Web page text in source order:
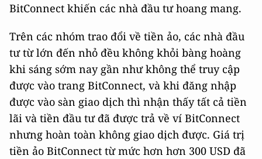
BitConnect khiến các nhà đầu tư hoang mang.
Trên các nhóm trao đổi về tiền ảo, các nhà đầu
tư từ lớn đến nhỏ đều không khỏi bàng hoàng
khi sáng sớm nay gần như không thể truy cập
được vào trang BitConnect, và khi đăng nhập
được vào sàn giao dịch thì nhận thấy tất cả tiền
lãi và tiền đầu tư đã được trả về ví BitConnect
nhưng hoàn toàn không giao dịch được. Giá trị
tiền ảo BitConnect từ mức hơn hơn 300 USD đã